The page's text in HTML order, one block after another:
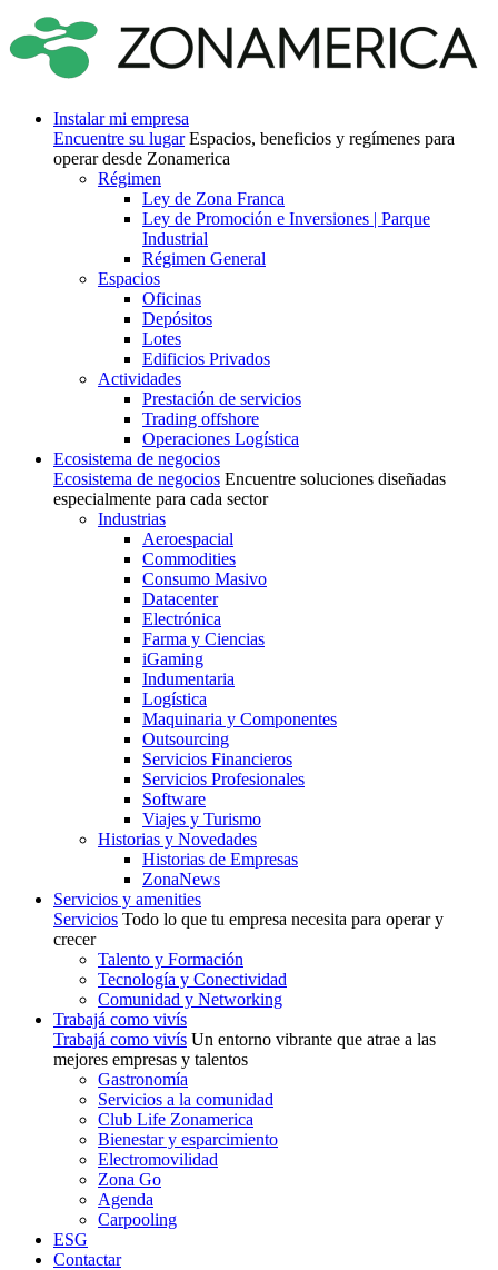
Instalar mi empresa
Encuentre su lugar Espacios, beneficios y regímenes para
operar desde Zonamerica
Régimen
Ley de Zona Franca
Ley de Promoción e Inversiones | Parque
Industrial
Régimen General
Espacios
Oficinas
Depósitos
Lotes
Edificios Privados
Actividades
Prestación de servicios
Trading offshore
Operaciones Logística
Ecosistema de negocios
Ecosistema de negocios Encuentre soluciones diseñadas
especialmente para cada sector
Industrias
Aeroespacial
Commodities
Consumo Masivo
Datacenter
Electrónica
Farma y Ciencias
iGaming
Indumentaria
Logística
Maquinaria y Componentes
Outsourcing
Servicios Financieros
Servicios Profesionales
Software
Viajes y Turismo
Historias y Novedades
Historias de Empresas
ZonaNews
Servicios y amenities
Servicios Todo lo que tu empresa necesita para operar y
crecer
Talento y Formación
Tecnología y Conectividad
Comunidad y Networking
Trabajá como vivís
Trabajá como vivís Un entorno vibrante que atrae a las
mejores empresas y talentos
Gastronomía
Servicios a la comunidad
Club Life Zonamerica
Bienestar y esparcimiento
Electromovilidad
Zona Go
Agenda
Carpooling
ESG
Contactar